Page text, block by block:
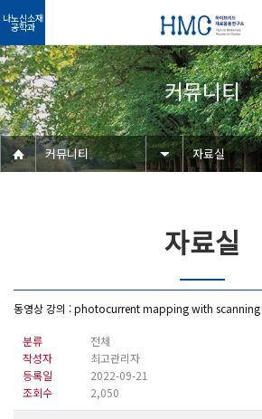
나노신소재
공학과
커뮤니티
커뮤니티 자료실
자료실
동영상 강의 : photocurrent mapping with
분류
전체
작성자
최고관리자
등록일
2022-09-21
조회수
2,050